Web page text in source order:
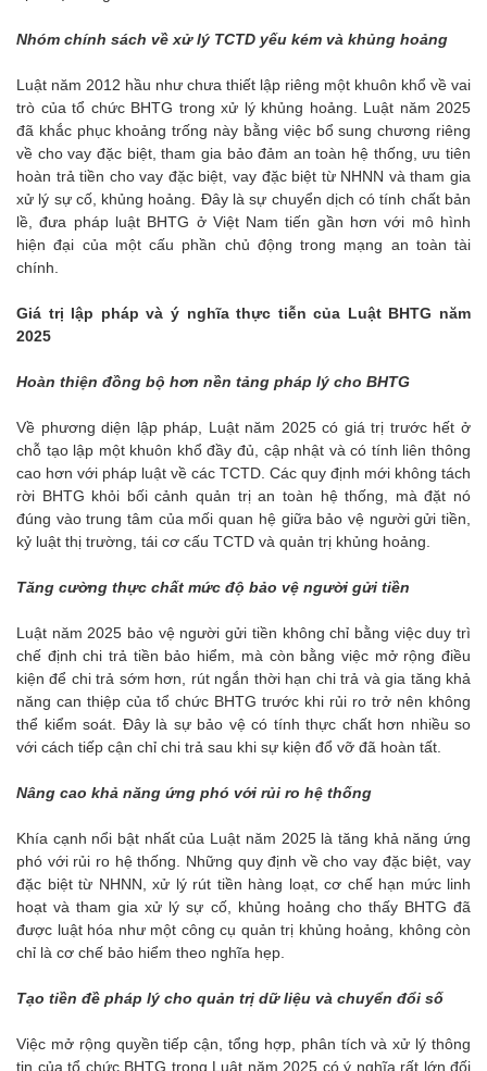
Nhóm chính sách về xử lý TCTD yếu kém và khủng hoảng
Luật năm 2012 hầu như chưa thiết lập riêng một khuôn khổ về vai
trò của tổ chức BHTG trong xử lý khủng hoảng. Luật năm 2025
đã khắc phục khoảng trống này bằng việc bổ sung chương riêng
về cho vay đặc biệt, tham gia bảo đảm an toàn hệ thống, ưu tiên
hoàn trả tiền cho vay đặc biệt, vay đặc biệt từ NHNN và tham gia
xử lý sự cố, khủng hoảng. Đây là sự chuyển dịch có tính chất bản
lề, đưa pháp luật BHTG ở Việt Nam tiến gần hơn với mô hình
hiện đại của một cấu phần chủ động trong mạng an toàn tài
chính.
Giá trị lập pháp và ý nghĩa thực tiễn của Luật BHTG năm
2025
Hoàn thiện đồng bộ hơn nền tảng pháp lý cho BHTG
Về phương diện lập pháp, Luật năm 2025 có giá trị trước hết ở
chỗ tạo lập một khuôn khổ đầy đủ, cập nhật và có tính liên thông
cao hơn với pháp luật về các TCTD. Các quy định mới không tách
rời BHTG khỏi bối cảnh quản trị an toàn hệ thống, mà đặt nó
đúng vào trung tâm của mối quan hệ giữa bảo vệ người gửi tiền,
kỷ luật thị trường, tái cơ cấu TCTD và quản trị khủng hoảng.
Tăng cường thực chất mức độ bảo vệ người gửi tiền
Luật năm 2025 bảo vệ người gửi tiền không chỉ bằng việc duy trì
chế định chi trả tiền bảo hiểm, mà còn bằng việc mở rộng điều
kiện để chi trả sớm hơn, rút ngắn thời hạn chi trả và gia tăng khả
năng can thiệp của tổ chức BHTG trước khi rủi ro trở nên không
thể kiểm soát. Đây là sự bảo vệ có tính thực chất hơn nhiều so
với cách tiếp cận chỉ chi trả sau khi sự kiện đổ vỡ đã hoàn tất.
Nâng cao khả năng ứng phó với rủi ro hệ thống
Khía cạnh nổi bật nhất của Luật năm 2025 là tăng khả năng ứng
phó với rủi ro hệ thống. Những quy định về cho vay đặc biệt, vay
đặc biệt từ NHNN, xử lý rút tiền hàng loạt, cơ chế hạn mức linh
hoạt và tham gia xử lý sự cố, khủng hoảng cho thấy BHTG đã
được luật hóa như một công cụ quản trị khủng hoảng, không còn
chỉ là cơ chế bảo hiểm theo nghĩa hẹp.
Tạo tiền đề pháp lý cho quản trị dữ liệu và chuyển đổi số
Việc mở rộng quyền tiếp cận, tổng hợp, phân tích và xử lý thông
tin của tổ chức BHTG trong Luật năm 2025 có ý nghĩa rất lớn đối